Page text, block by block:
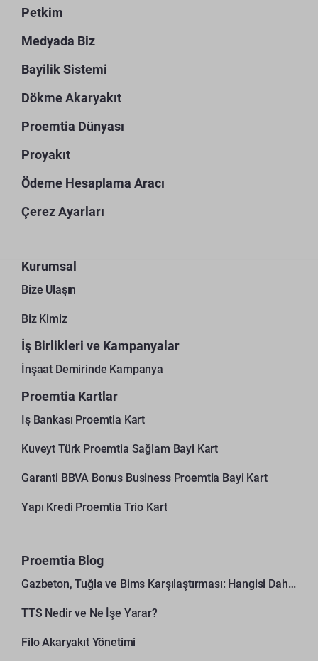
Petkim
Medyada Biz
Bayilik Sistemi
Dökme Akaryakıt
Proemtia Dünyası
Proyakıt
Ödeme Hesaplama Aracı
Çerez Ayarları
Kurumsal
Bize Ulaşın
Biz Kimiz
İş Birlikleri ve Kampanyalar
İnşaat Demirinde Kampanya
Proemtia Kartlar
İş Bankası Proemtia Kart
Kuveyt Türk Proemtia Sağlam Bayi Kart
Garanti BBVA Bonus Business Proemtia Bayi Kart
Yapı Kredi Proemtia Trio Kart
Proemtia Blog
Gazbeton, Tuğla ve Bims Karşılaştırması: Hangisi Daha Avantajlı?
TTS Nedir ve Ne İşe Yarar?
Filo Akaryakıt Yönetimi